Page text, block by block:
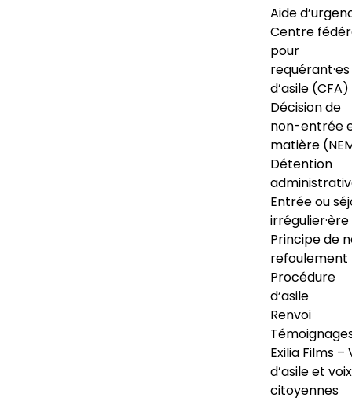
Aide
Centre
pour
requérant·es
d’asile (CFA)
Décision de
non-entrée
matière
Détention
Entrée ou
irrégulier·ère
Principe de
refoulement
Procédure
d’asile
Renvoi
Exilia Films –
d’asile et voix
citoyennes